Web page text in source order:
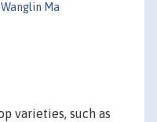
Wanglin Ma
varieties, such as